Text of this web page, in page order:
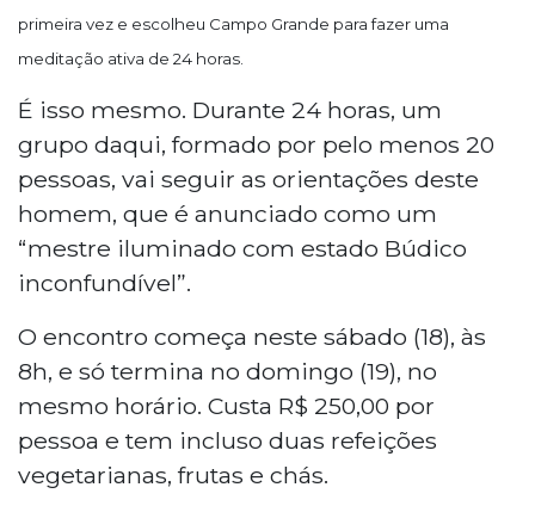
primeira vez e escolheu Campo Grande para fazer uma
meditação ativa de 24 horas.
É isso mesmo. Durante 24 horas, um
grupo daqui, formado por pelo menos 20
pessoas, vai seguir as orientações deste
homem, que é anunciado como um
“mestre iluminado com estado Búdico
inconfundível”.
O encontro começa neste sábado (18), às
8h, e só termina no domingo (19), no
mesmo horário. Custa R$ 250,00 por
pessoa e tem incluso duas refeições
vegetarianas, frutas e chás.